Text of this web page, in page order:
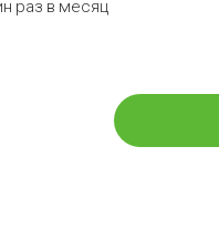
раз в месяц